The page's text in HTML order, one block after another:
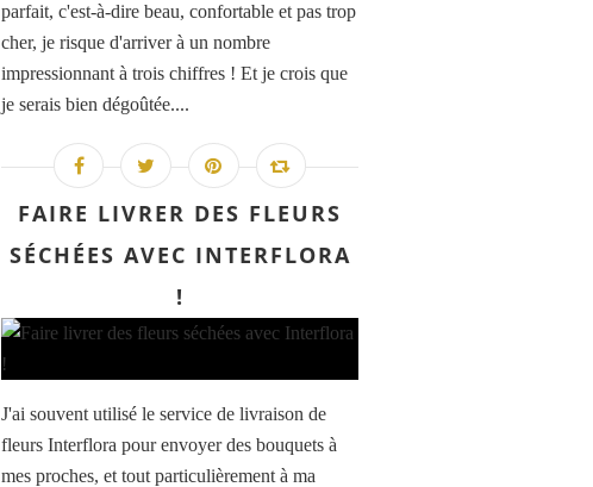
parfait, c'est-à-dire beau, confortable et pas trop
cher, je risque d'arriver à un nombre
impressionnant à trois chiffres ! Et je crois que
je serais bien dégoûtée....
FAIRE LIVRER DES FLEURS
SÉCHÉES AVEC INTERFLORA
!
J'ai souvent utilisé le service de livraison de
fleurs Interflora pour envoyer des bouquets à
mes proches, et tout particulièrement à ma